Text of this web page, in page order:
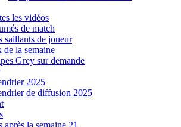
les vidéos
de match
saillants de joueur
de la semaine
Grey sur demande
2025
de diffusion 2025